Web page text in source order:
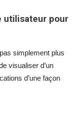
utilisateur pour
simplement plus
visualiser d’un
d’une façon